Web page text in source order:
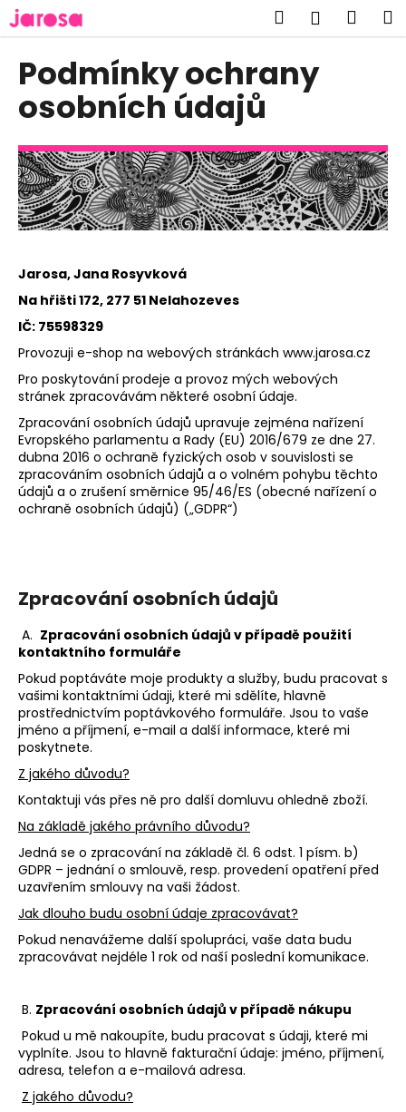
Přejít
na
obsah
Hledat
Podmínky ochrany
osobních údajů
Jarosa, Jana Rosyvková
Na hřišti 172, 277 51 Nelahozeves
IČ: 75598329
Provozuji e-shop na webových stránkách www.jarosa.cz
Pro poskytování prodeje a provoz mých webových
stránek zpracovávám některé osobní údaje.
Zpracování osobních údajů upravuje zejména nařízení
Evropského parlamentu a Rady (EU) 2016/679 ze dne 27.
dubna 2016 o ochraně fyzických osob v souvislosti se
zpracováním osobních údajů a o volném pohybu těchto
údajů a o zrušení směrnice 95/46/ES (obecné nařízení o
ochraně osobních údajů) („GDPR“)
Zpracování osobních údajů
A. Zpracování osobních údajů v případě použití
kontaktního formuláře
Pokud poptáváte moje produkty a služby, budu pracovat s
vašimi kontaktními údaji, které mi sdělíte, hlavně
prostřednictvím poptávkového formuláře. Jsou to vaše
jméno a příjmení, e-mail a další informace, které mi
poskytnete.
Z jakého důvodu?
Kontaktuji vás přes ně pro další domluvu ohledně zboží.
Na základě jakého právního důvodu?
Jedná se o zpracování na základě čl. 6 odst. 1 písm. b)
GDPR – jednání o smlouvě, resp. provedení opatření před
uzavřením smlouvy na vaši žádost.
Jak dlouho budu osobní údaje zpracovávat?
Pokud nenavážeme další spolupráci, vaše data budu
zpracovávat nejdéle 1 rok od naší poslední komunikace.
B. Zpracování osobních údajů v případě nákupu
Pokud u mě nakoupíte, budu pracovat s údaji, které mi
vyplníte. Jsou to hlavně fakturační údaje: jméno, příjmení,
adresa, telefon a e-mailová adresa.
Z jakého důvodu?
o
C
o
p
o
t
ř
e
b
u
j
e
t
e
n
a
j
í
t
?
D
o
p
o
r
u
č
u
j
e
m
e